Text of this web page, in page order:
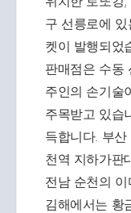
구 선릉로에
켓이 발행되었
판매점은 수동
주인의 손기술
주목받고 있습
득합니다. 부
천역 지하가판
전남 순천의
김해에서는 황